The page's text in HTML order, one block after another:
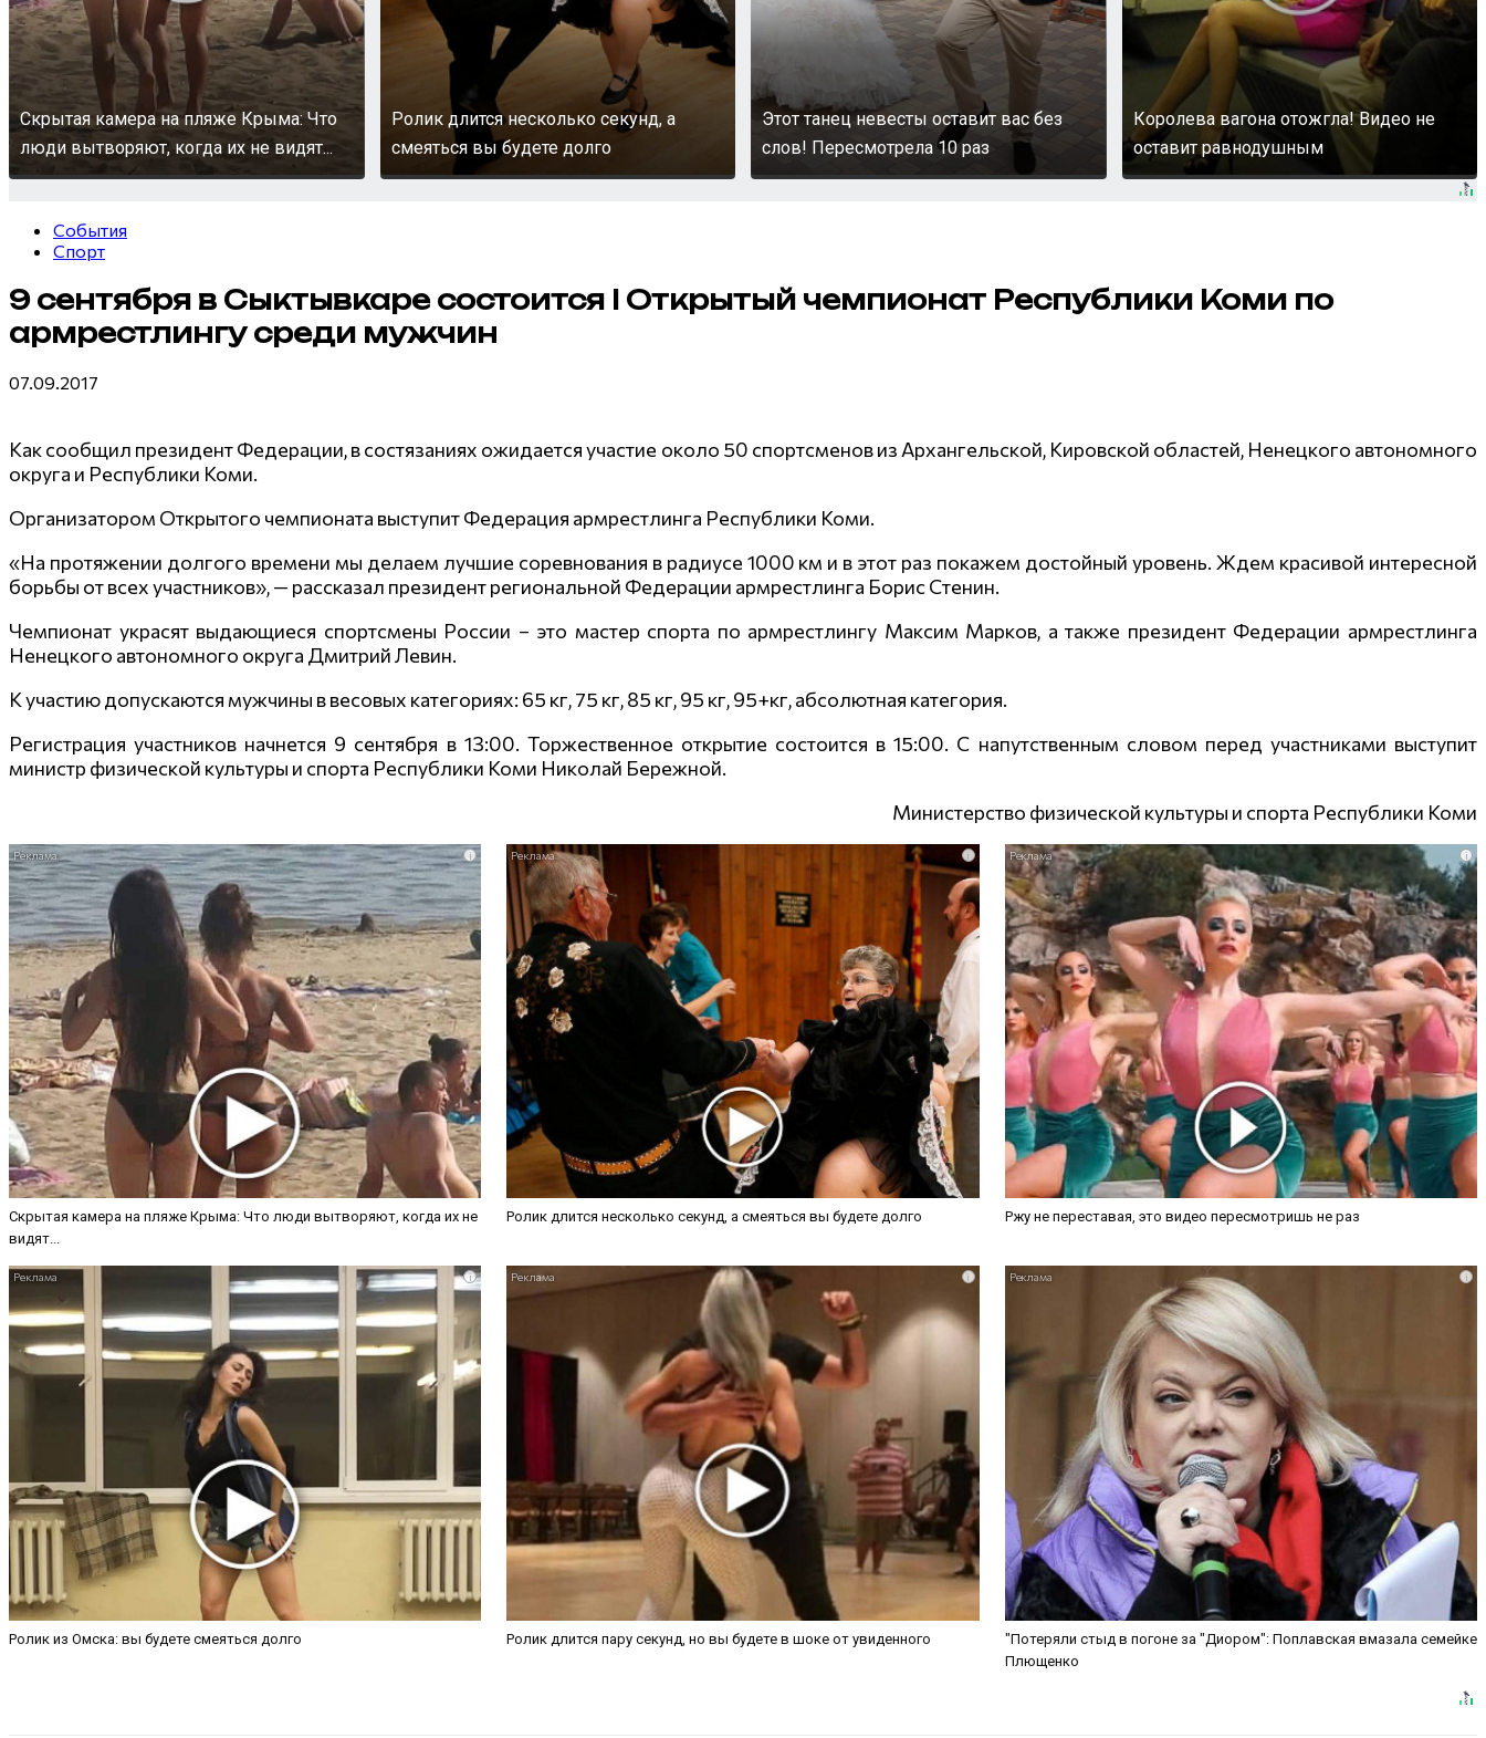
Скрытая камера на пляже Крыма: Что
люди вытворяют, когда их не видят...
Ролик длится несколько секунд, а
смеяться вы будете долго
Этот танец невесты оставит вас без
слов! Пересмотрела 10 раз
Королева вагона отожгла! Видео не
оставит равнодушным
События
Спорт
9 сентября в Сыктывкаре состоится I Открытый чемпионат Республики Коми по
армрестлингу среди мужчин
07.09.2017
Как сообщил президент Федерации, в состязаниях ожидается участие около 50 спортсменов из Архангельской, Кировской областей, Ненецкого автономного
округа и Республики Коми.
Организатором Открытого чемпионата выступит Федерация армрестлинга Республики Коми.
«На протяжении долгого времени мы делаем лучшие соревнования в радиусе 1000 км и в этот раз покажем достойный уровень. Ждем красивой интересной
борьбы от всех участников», — рассказал президент региональной Федерации армрестлинга Борис Стенин.
Чемпионат украсят выдающиеся спортсмены России – это мастер спорта по армрестлингу Максим Марков, а также президент Федерации армрестлинга
Ненецкого автономного округа Дмитрий Левин.
К участию допускаются мужчины в весовых категориях: 65 кг, 75 кг, 85 кг, 95 кг, 95+кг, абсолютная категория.
Регистрация участников начнется 9 сентября в 13:00. Торжественное открытие состоится в 15:00. С напутственным словом перед участниками выступит
министр физической культуры и спорта Республики Коми Николай Бережной.
Министерство физической культуры и спорта Республики Коми
i
Скрытая камера на пляже Крыма: Что люди вытворяют, когда их не
видят...
i
Ролик длится несколько секунд, а смеяться вы будете долго
i
Ржу не переставая, это видео пересмотришь не раз
i
Ролик из Омска: вы будете смеяться долго
i
Ролик длится пару секунд, но вы будете в шоке от увиденного
i
"Потеряли стыд в погоне за "Диором": Поплавская вмазала семейке
Плющенко